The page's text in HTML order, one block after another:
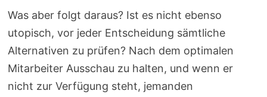
Was aber folgt daraus? Ist es nicht ebenso
utopisch, vor jeder Entscheidung sämtliche
Alternativen zu prüfen? Nach dem optimalen
Mitarbeiter Ausschau zu halten, und wenn er
nicht zur Verfügung steht, jemanden